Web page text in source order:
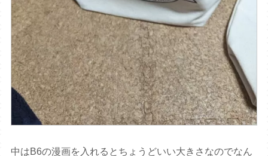
中はB6の漫画を入れるとちょうどいい大きさなのでなん